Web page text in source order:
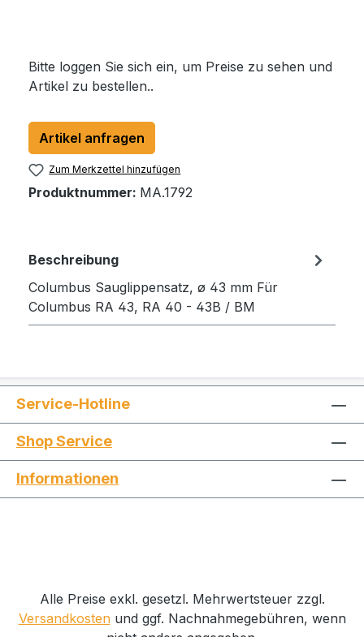
Bitte loggen Sie sich ein, um Preise zu sehen und
Artikel zu bestellen..
Artikel anfragen
Zum Merkzettel hinzufügen
Produktnummer: MA.1792
Beschreibung
Columbus Sauglippensatz, ø 43 mm Für
Columbus RA 43, RA 40 - 43B / BM
Service-Hotline
Shop Service
Informationen
Alle Preise exkl. gesetzl. Mehrwertsteuer zzgl.
Versandkostenund ggf. Nachnahmegebühren, wenn